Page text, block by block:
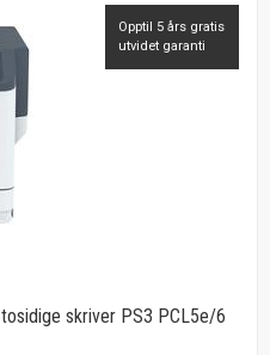
Opptil 5 års gratis
utvidet garanti
skriver PS3 PCL5e/6